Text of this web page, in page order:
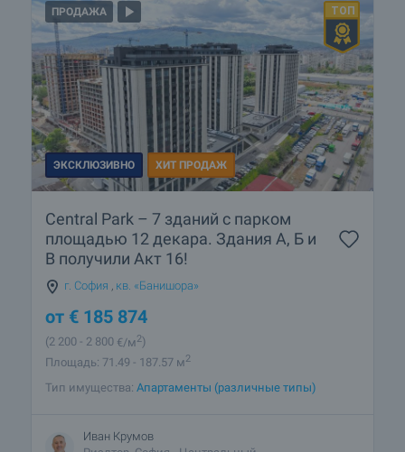
ПРОДАЖА
ЭКСКЛЮЗИВНО ХИТ ПРОДАЖ
Central Park – 7 зданий с парком
площадью 12 декара. Здания А, Б и
В получили Акт 16!
г. София , кв. «Банишора»
от € 185 874
(2 200 - 2 800 €/м2)
Площадь: 71.49 - 187.57 м2
Тип имущества: Апартаменты (различные типы)
Иван Крумов